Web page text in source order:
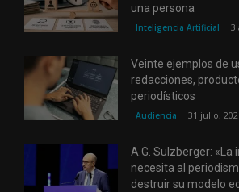
una persona
Inteligencia Artificial 3
Veinte ejemplos de
redacciones,
periodísticos
Audiencia 31 julio,
A.G. Sulzberger: «La
necesita al
destruir su modelo